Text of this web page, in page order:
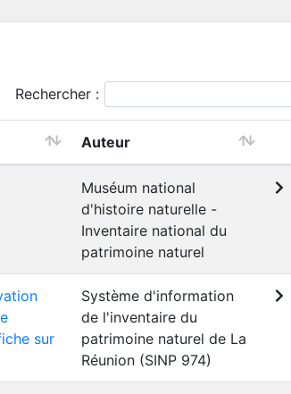
Rechercher :
Auteur
Muséum national
d'histoire naturelle -
Inventaire national du
patrimoine naturel
sur
Système d'information
de l'inventaire du
patrimoine naturel de La
Réunion (SINP 974)